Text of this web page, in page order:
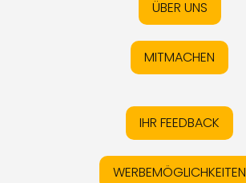
ÜBER UNS
MITMACHEN
IHR FEEDBACK
WERBEMÖGLICHKEITEN